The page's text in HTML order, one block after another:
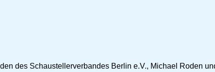
des Schaustellerverbandes Berlin e.V., Michael Roden